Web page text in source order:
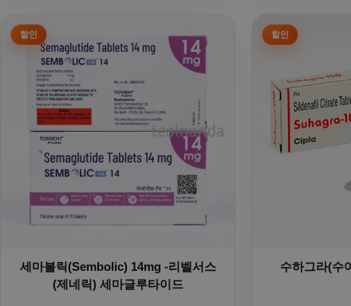
세마볼릭(Sembolic) 14mg -리벨서스
(제네릭) 세마글루타이드
여러 상품 옵션이 이 상품에 있습니다. 상품 페이지에서 옵션
수하그라(수
여러 상품 옵션